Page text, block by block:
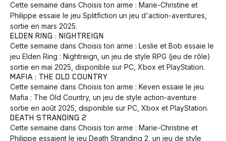
Cette semaine dans Choisis ton arme : Marie-Christine et
Philippe essaie le jeu Splitfiction un jeu d'action-aventures,
sortie en mars 2025.
ELDEN RING : NIGHTREIGN
Cette semaine dans Choisis ton arme : Leslie et Bob essaie le
jeu Elden Ring : Nightreign, un jeu de style RPG (jeu de rôle)
sortie en mai 2025, disponible sur PC, Xbox et PlayStation.
MAFIA : THE OLD COUNTRY
Cette semaine dans Choisis ton arme : Keven essaie le jeu
Mafia : The Old Country, un jeu de style action-aventure
sortie en août 2025, disponible sur PC, Xbox et PlayStation.
DEATH STRANDING 2
Cette semaine dans Choisis ton arme : Marie-Christine et
Philippe essaient le jeu Death Stranding 2, un jeu de style